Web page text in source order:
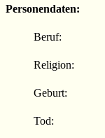
Personendaten:
Beruf:
Religion:
Geburt:
Tod: